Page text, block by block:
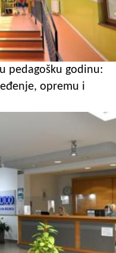
pedagošku godinu:
opremu i